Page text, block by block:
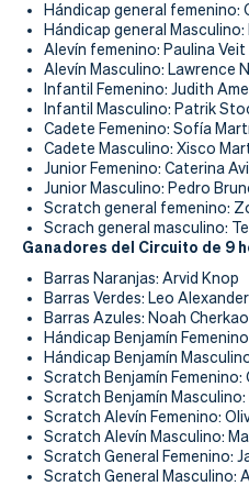
Hándicap general femenino:
Hándicap general Masculino:
Alevín femenino: Paulina Veit
Alevín Masculino: Lawrence
Infantil Femenino: Judith
Infantil Masculino: Patrik
Cadete Femenino: Sofía
Cadete Masculino: Xisco
Junior Femenino: Caterina
Junior Masculino: Pedro
Scratch general femenino:
Scrach general masculino:
Ganadores del Circuito de 9
Barras Naranjas: Arvid Knop
Barras Verdes: Leo
Barras Azules: Noah
Hándicap Benjamín
Hándicap Benjamín
Scratch Benjamín Femenino:
Scratch Benjamín
Scratch Alevín Femenino:
Scratch Alevín Masculino:
Scratch General Femenino:
Scratch General Masculino: